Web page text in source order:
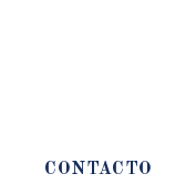
CONTACTO